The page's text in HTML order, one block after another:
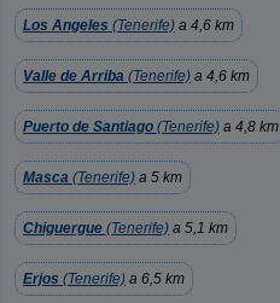
Los Angeles (Tenerife) a 4,6 km
Valle de Arriba (Tenerife) a 4,6 km
Puerto de Santiago (Tenerife) a 4,8 km
Masca (Tenerife) a 5 km
Chiguergue (Tenerife) a 5,1 km
Erjos (Tenerife) a 6,5 km